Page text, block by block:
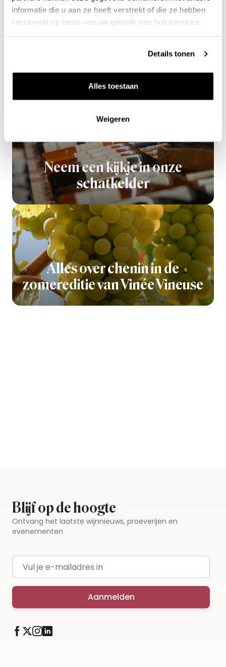
informatie die u aan ze heeft verstrekt of die ze hebben
verzameld op basis van uw gebruik van hun services.
Details tonen
Alles toestaan
Weigeren
Neem een kijkje in onze
schatkelder
Alles over chenin in de
zomereditie van Vinée Vineuse
Maison Audry 0.7l
Blijf op de hoogte
Ontvang het laatste wijnnieuws, proeverijen en
evenementen
E-mailadres
Aanmelden